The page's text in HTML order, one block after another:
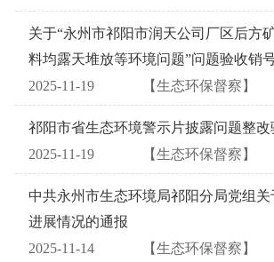
关于“永州市祁阳市润天公司厂区后方
料均露天堆放等环境问题”问题验收销
2025-11-19
【生态环保督察】
祁阳市省生态环境警示片披露问题整
2025-11-19
【生态环保督察】
中共永州市生态环境局祁阳分局党组
进展情况的通报
2025-11-14
【生态环保督察】